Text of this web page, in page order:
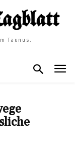
Taunus.